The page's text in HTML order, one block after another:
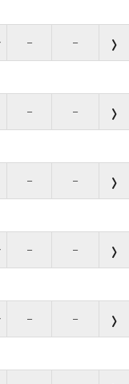
– –
– –
– –
– –
– –